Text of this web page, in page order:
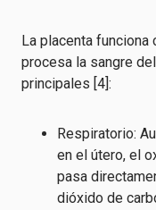
La placenta funciona
procesa la sangre
principales [4]:
Respiratorio:
en el útero, el
pasa
dióxido de